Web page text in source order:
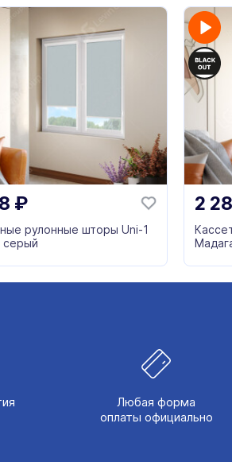
₽
рулонные шторы Uni-1
серый
2
Любая форма
оплаты официально